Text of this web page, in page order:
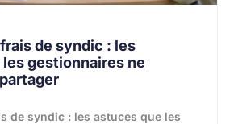
de syndic : les
gestionnaires ne
de syndic : les astuces que les